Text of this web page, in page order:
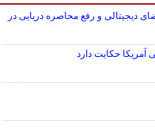
دیجیتالی و رفع محاصره دریایی در
آمریکا حکایت دارد